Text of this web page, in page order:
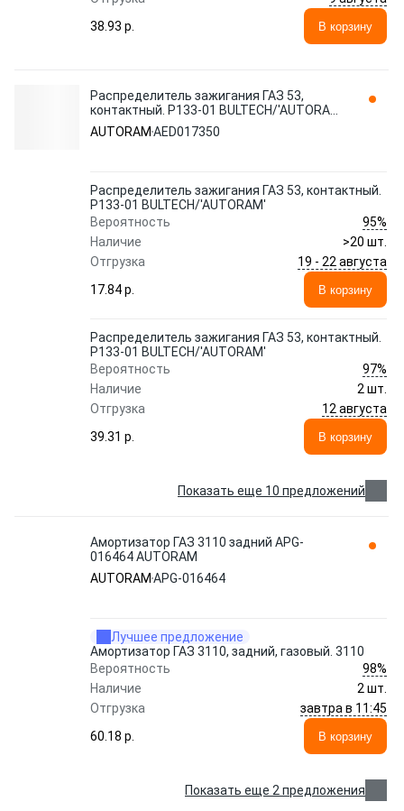
38.93 p.
В корзину
Распределитель зажигания ГАЗ 53,
контактный. Р133-01 BULTECH/'AUTORAM'
AED017350
AUTORAM AED017350
Распределитель зажигания ГАЗ 53, контактный.
Р133-01 BULTECH/'AUTORAM'
Вероятность
95%
Наличие
>20 шт.
Отгрузка
19 - 22 августа
17.84 p.
В корзину
Распределитель зажигания ГАЗ 53, контактный.
Р133-01 BULTECH/'AUTORAM'
Вероятность
97%
Наличие
2 шт.
Отгрузка
12 августа
39.31 p.
В корзину
Показать еще 10 предложений
Амортизатор ГАЗ 3110 задний АPG-
016464 AUTORAM
AUTORAM АPG-016464
Лучшее предложение
Амортизатор ГАЗ 3110, задний, газовый. 3110
Вероятность
98%
Наличие
2 шт.
Отгрузка
завтра в 11:45
60.18 p.
В корзину
Показать еще 2 предложения